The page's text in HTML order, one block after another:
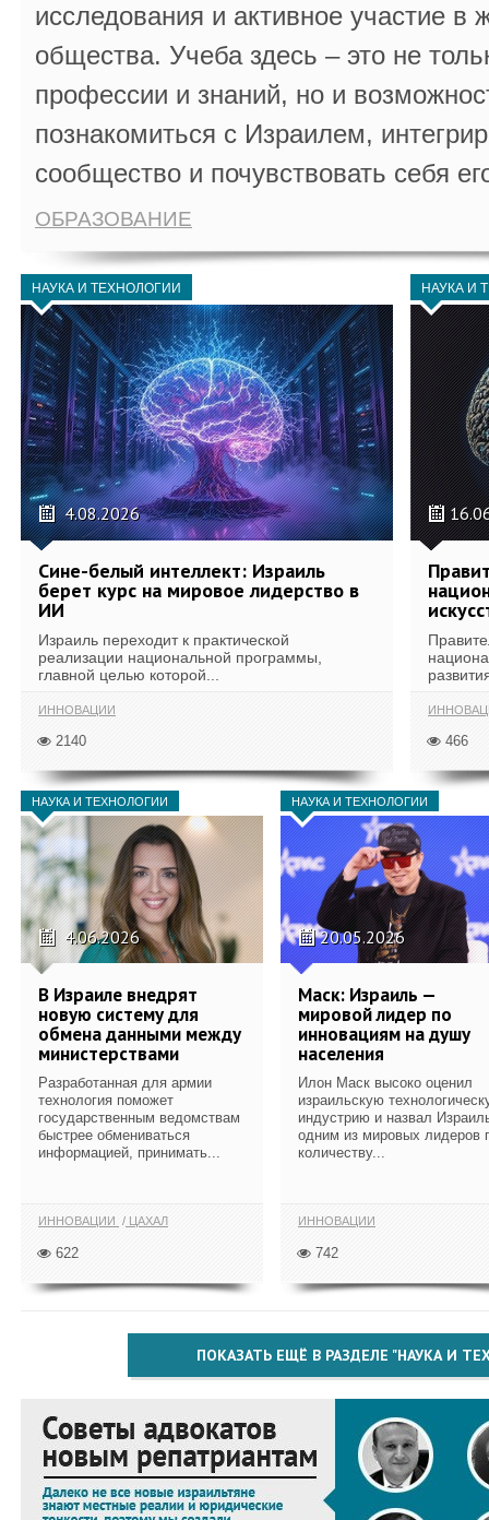
исследования и активное участие в
общества. Учеба здесь – это не
профессии и знаний, но и
познакомиться с Израилем,
сообщество и почувствовать себя
ОБРАЗОВАНИЕ
НАУКА И ТЕХНОЛОГИИ
4.08.2026
Сине-белый интеллект: Израиль
берет курс на мировое лидерство в
ИИ
Израиль переходит к практической
реализации национальной программы,
главной целью которой...
ИННОВАЦИИ
2140
НАУКА И
466
НАУКА И ТЕХНОЛОГИИ
4.06.2026
В Израиле внедрят
новую систему для
обмена данными между
министерствами
Разработанная для армии
технология поможет
государственным ведомствам
быстрее обмениваться
информацией, принимать...
ИННОВАЦИИ ЦАХАЛ
622
НАУКА И ТЕХНОЛОГИИ
20.05.2026
Маск: Израиль —
мировой лидер по
инновациям на душу
населения
Илон Маск высоко оценил
израильскую
индустрию и назвал
одним из мировых лидеров
количеству...
ИННОВАЦИИ
742
ПОКАЗАТЬ ЕЩЁ В РАЗДЕЛЕ "НАУКА И